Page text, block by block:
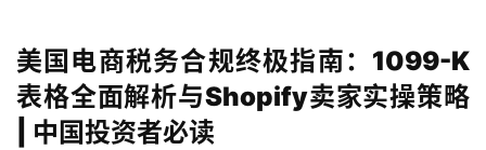
美国电商税务合规终极指南：1099-K
表格全面解析与Shopify卖家实操策略
| 中国投资者必读